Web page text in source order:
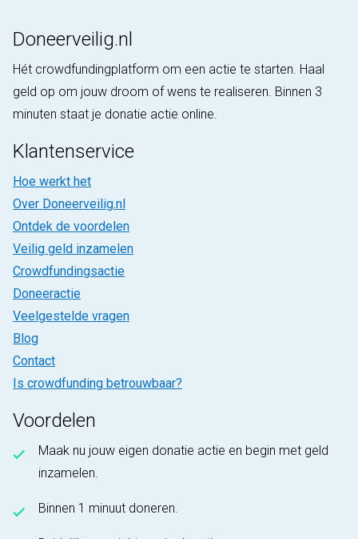
Doneerveilig.nl
Hét crowdfundingplatform om een actie te starten. Haal
geld op om jouw droom of wens te realiseren. Binnen 3
minuten staat je donatie actie online.
Klantenservice
Hoe werkt het
Over Doneerveilig.nl
Ontdek de voordelen
Veilig geld inzamelen
Crowdfundingsactie
Doneeractie
Veelgestelde vragen
Blog
Contact
Is crowdfunding betrouwbaar?
Voordelen
Maak nu jouw eigen donatie actie en begin met geld
inzamelen.
Binnen 1 minuut doneren.